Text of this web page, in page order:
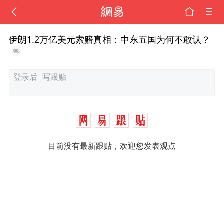
伊朗1.2万亿美元索赔真相：中东五国为何不敢认？
目前没有最新跟贴，欢迎您发表观点